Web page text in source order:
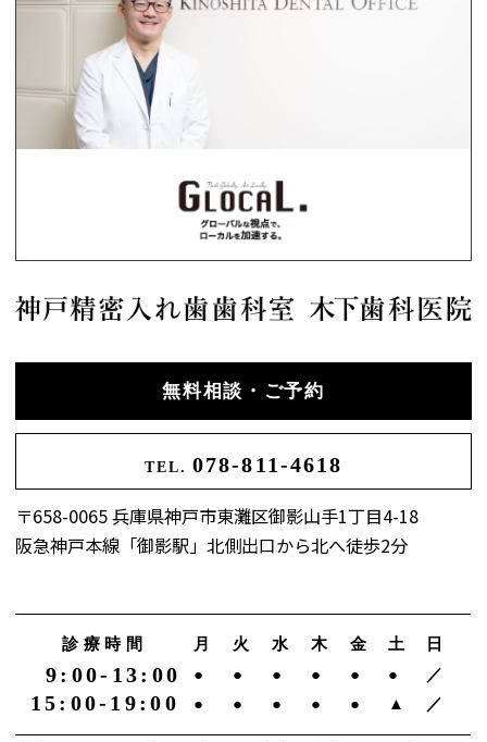
無料相談・ご予約
TEL. 078-811-4618
〒658-0065 兵庫県神戸市東灘区御影山手1丁目4-18
阪急神戸本線「御影駅」北側出口から北へ徒歩2分
診療時間 月 火 水 木 金 土 日
9:00-13:00 ● ● ● ● ● ● ／
15:00-19:00 ● ● ● ● ● ▲ ／